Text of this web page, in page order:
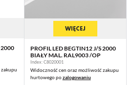
2000
WIĘCEJ
PROFIL LED BEGTIN12 J/S 2000
BIAŁY MAL. RAL9003 /OP
Index: C8020001
Widoczność cen oraz możliwość zakupu
hurtowego pozalogowaniu